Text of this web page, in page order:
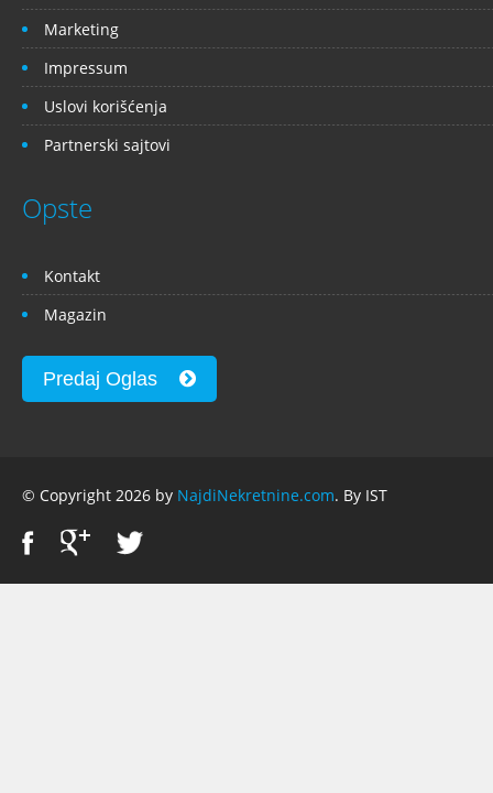
Marketing
Impressum
Uslovi korišćenja
Partnerski sajtovi
Opste
Kontakt
Magazin
Predaj Oglas
© Copyright 2026 by NajdiNekretnine.com. By IST